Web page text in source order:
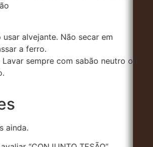
usar alvejante. Não secar em
a ferro.
sempre com sabão neutro ou
ainda.